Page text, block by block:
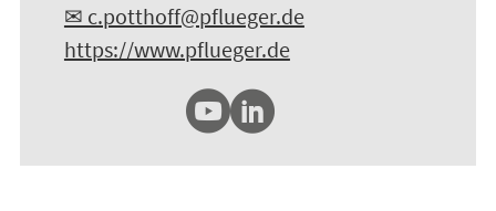
✉ c.potthoff@pflueger.de
https://www.pflueger.de